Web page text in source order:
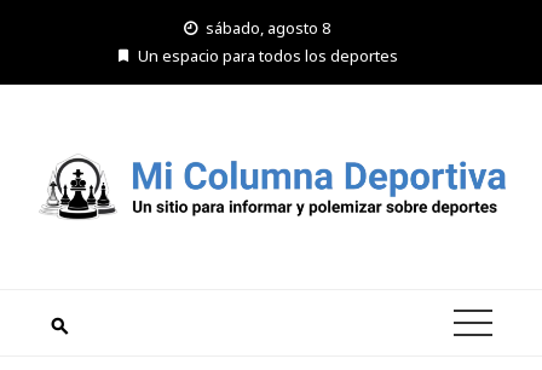
sábado, agosto 8
Un espacio para todos los deportes